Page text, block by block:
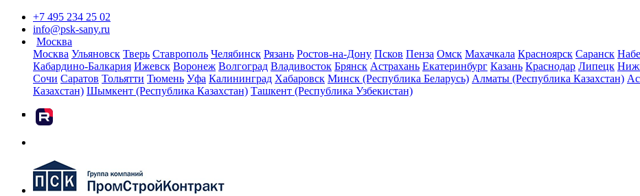
+7 495 234 25 02
info@psk-sany.ru
Москва
Москва Ульяновск Тверь Ставрополь Челябинск Рязань Ростов-на-Дону Псков Пенза Омск Махачкала Красноярск Саранск
Кабардино-Балкария Ижевск Воронеж Волгоград Владивосток Брянск Астрахань Екатеринбург Казань Краснодар Липецк
Сочи Саратов Тольятти Тюмень Уфа Калининград Хабаровск Минск (Республика Беларусь) Алматы (Республика Казахстан)
Казахстан) Шымкент (Республика Казахстан) Ташкент (Республика Узбекистан)